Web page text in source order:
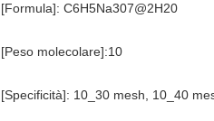
[Formula]: C6H5Na307@2H20
[Peso molecolare]:10
[Specificità]: 10_30 mesh, 10_40